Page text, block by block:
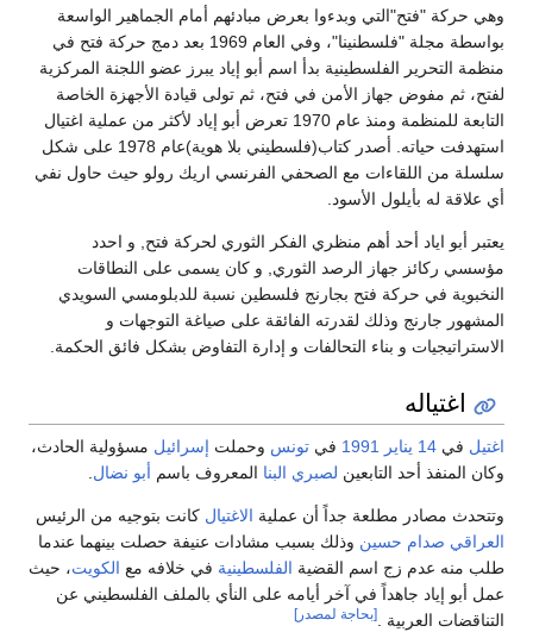
وهي حركة "فتح"التي وبدءوا بعرض مبادئهم أمام الجماهير الواسعة
بواسطة مجلة "فلسطنينا"، وفي العام 1969 بعد دمج حركة فتح في
منظمة التحرير الفلسطينية بدأ اسم أبو إياد يبرز عضو اللجنة المركزية
لفتح، ثم مفوض جهاز الأمن في فتح، ثم تولى قيادة الأجهزة الخاصة
التابعة للمنظمة ومنذ عام 1970 تعرض أبو إياد لأكثر من عملية اغتيال
استهدفت حياته. أصدر كتاب(فلسطيني بلا هوية)عام 1978 على شكل
سلسلة من اللقاءات مع الصحفي الفرنسي اريك رولو حيث حاول نفي
أي علاقة له بأيلول الأسود.
يعتبر أبو اياد أحد أهم منظري الفكر الثوري لحركة فتح, و احدد
مؤسسي ركائز جهاز الرصد الثوري, و كان يسمى على النطاقات
النخبوية في حركة فتح بجارنج فلسطين نسبة للدبلومسي السويدي
المشهور جارنج وذلك لقدرته الفائقة على صياغة التوجهات و
الاستراتيجيات و بناء التحالفات و إدارة التفاوض بشكل فائق الحكمة.
اغتياله
اغتيل في 14 يناير 1991 في تونس وحملت إسرائيل مسؤولية الحادث،
وكان المنفذ أحد التابعين لصبري البنا المعروف باسم أبو نضال
وتتحدث مصادر مطلعة جداً أن عملية الاغتيال كانت بتوجيه من الرئيس
العراقي صدام حسين وذلك بسبب مشادات عنيفة حصلت بينهما عندما
طلب منه عدم زج اسم القضية الفلسطينية في خلافه مع الكويت، حيث
عمل أبو إياد جاهداً في آخر أيامه على النأي بالملف الفلسطيني عن
التناقضات العربية .
[بحاجة لمصدر]